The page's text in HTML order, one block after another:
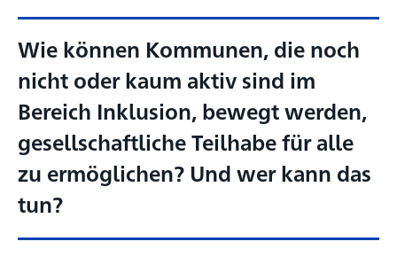
Wie können Kommunen, die noch
nicht oder kaum aktiv sind im
Bereich Inklusion, bewegt werden,
gesellschaftliche Teilhabe für alle
zu ermöglichen? Und wer kann das
tun?